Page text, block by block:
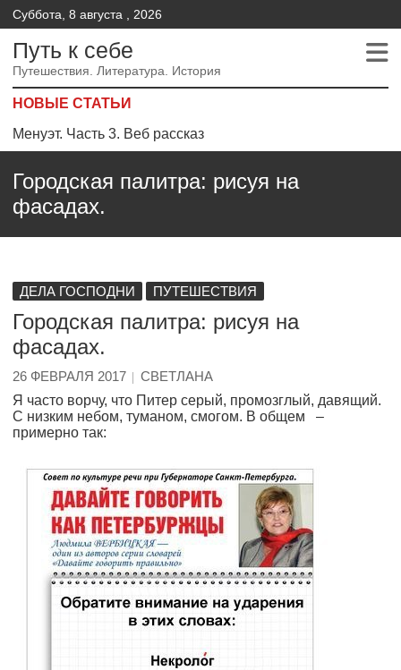
Суббота, 8 августа , 2026
Путь к себе
Путешествия. Литература. История
НОВЫЕ СТАТЬИ
Менуэт. Часть 3. Веб рассказ
Менуэт. Часть 4. – Веб рассказ
Городская палитра: рисуя на
фасадах.
ДЕЛА ГОСПОДНИ ПУТЕШЕСТВИЯ
Городская палитра: рисуя на
фасадах.
26 ФЕВРАЛЯ 2017
СВЕТЛАНА
Я часто ворчу, что Питер серый, промозглый, давящий.
С низким небом, туманом, смогом. В общем –
примерно так: